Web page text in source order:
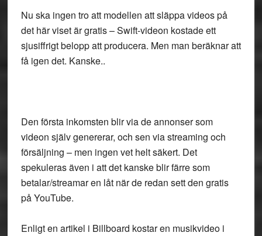
Nu ska ingen tro att modellen att släppa videos på
det här viset är gratis – Swift-videon kostade ett
sjusiffrigt belopp att producera. Men man beräknar att
få igen det. Kanske..
Den första inkomsten blir via de annonser som
videon själv genererar, och sen via streaming och
försäljning – men ingen vet helt säkert. Det
spekuleras även i att det kanske blir färre som
betalar/streamar en låt när de redan sett den gratis
på YouTube.
Enligt en artikel i Billboard kostar en musikvideo i